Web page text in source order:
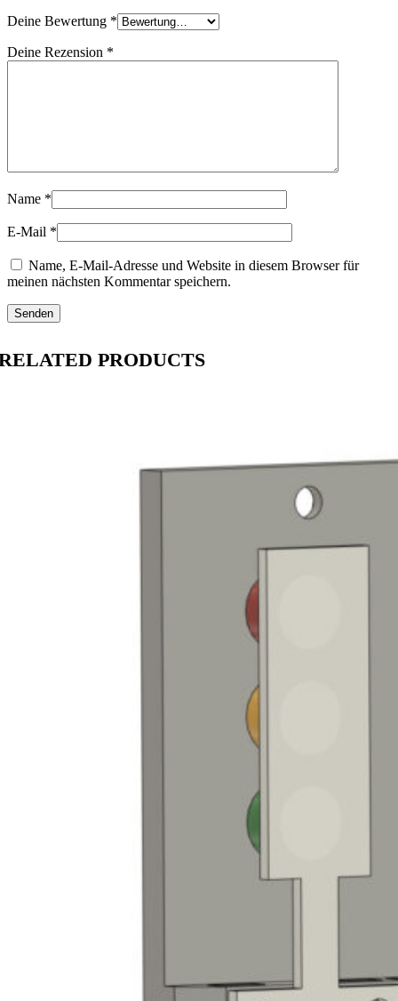
Deine Bewertung *
Deine Rezension *
Name *
E-Mail *
Name, E-Mail-Adresse und Website in diesem Browser für
meinen nächsten Kommentar speichern.
PRODUCTS